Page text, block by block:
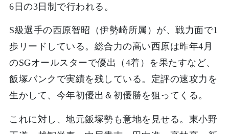
6日の3日制で行われる。
S級選手の西原智昭（伊勢崎所属）が、戦力面で1
歩リードしている。総合力の高い西原は昨年4月
のSGオールスターで優出（4着）を果たすなど、
飯塚バンクで実績を残している。定評の速攻力を
生かして、今年初優出＆初優勝を狙ってくる。
これに対し、地元飯塚勢も意地を見せる。東小野